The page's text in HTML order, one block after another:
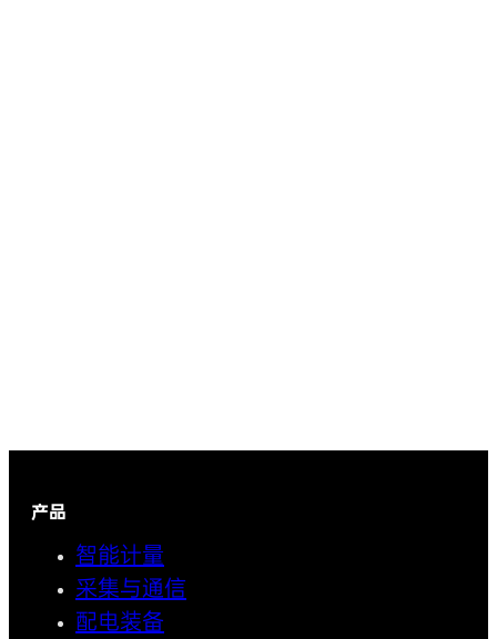
产品
智能计量
采集与通信
配电装备